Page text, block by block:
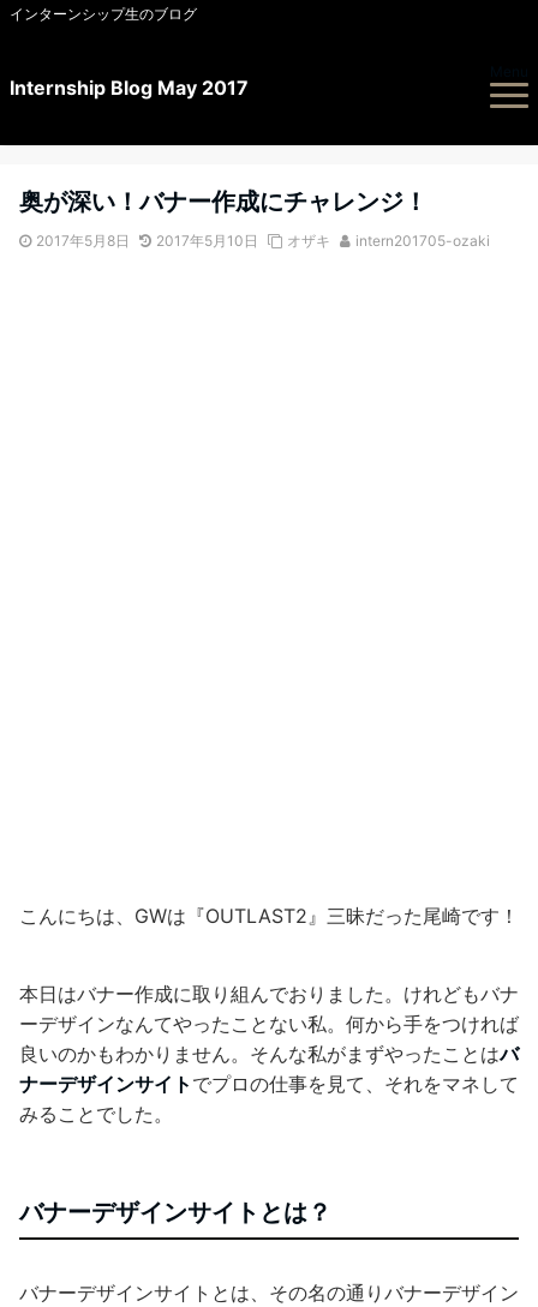
インターンシップ生のブログ
Internship Blog May 2017
奥が深い！バナー作成にチャレンジ！
2017年5月8日 2017年5月10日 オザキ intern201705-ozaki
こんにちは、GWは『OUTLAST2』三昧だった尾崎です！
本日はバナー作成に取り組んでおりました。けれどもバナ
ーデザインなんてやったことない私。何から手をつければ
良いのかもわかりません。そんな私がまずやったことはバ
ナーデザインサイト でプロの仕事を見て、それをマネして
みることでした。
バナーデザインサイトとは？
バナーデザインサイトとは、その名の通りバナーデザイン